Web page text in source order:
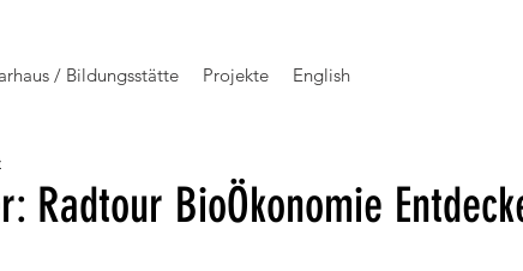
/ Bildungsstätte Projekte English
Radtour BioÖkonomie